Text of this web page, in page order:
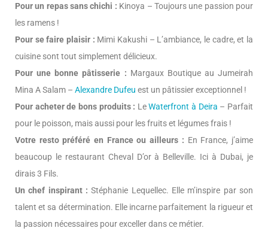
Pour un repas sans chichi : Kinoya – Toujours une passion pour
les ramens !
Pour se faire plaisir : Mimi Kakushi – L’ambiance, le cadre, et la
cuisine sont tout simplement délicieux.
Pour une bonne pâtisserie : Margaux Boutique au Jumeirah
Mina A Salam – Alexandre Dufeu est un pâtissier exceptionnel !
Pour acheter de bons produits : LeWaterfront à Deira – Parfait
pour le poisson, mais aussi pour les fruits et légumes frais !
Votre resto préféré en France ou ailleurs : En France, j’aime
beaucoup le restaurant Cheval D’or à Belleville. Ici à Dubai, je
dirais 3 Fils.
Un chef inspirant : Stéphanie Lequellec. Elle m’inspire par son
talent et sa détermination. Elle incarne parfaitement la rigueur et
la passion nécessaires pour exceller dans ce métier.